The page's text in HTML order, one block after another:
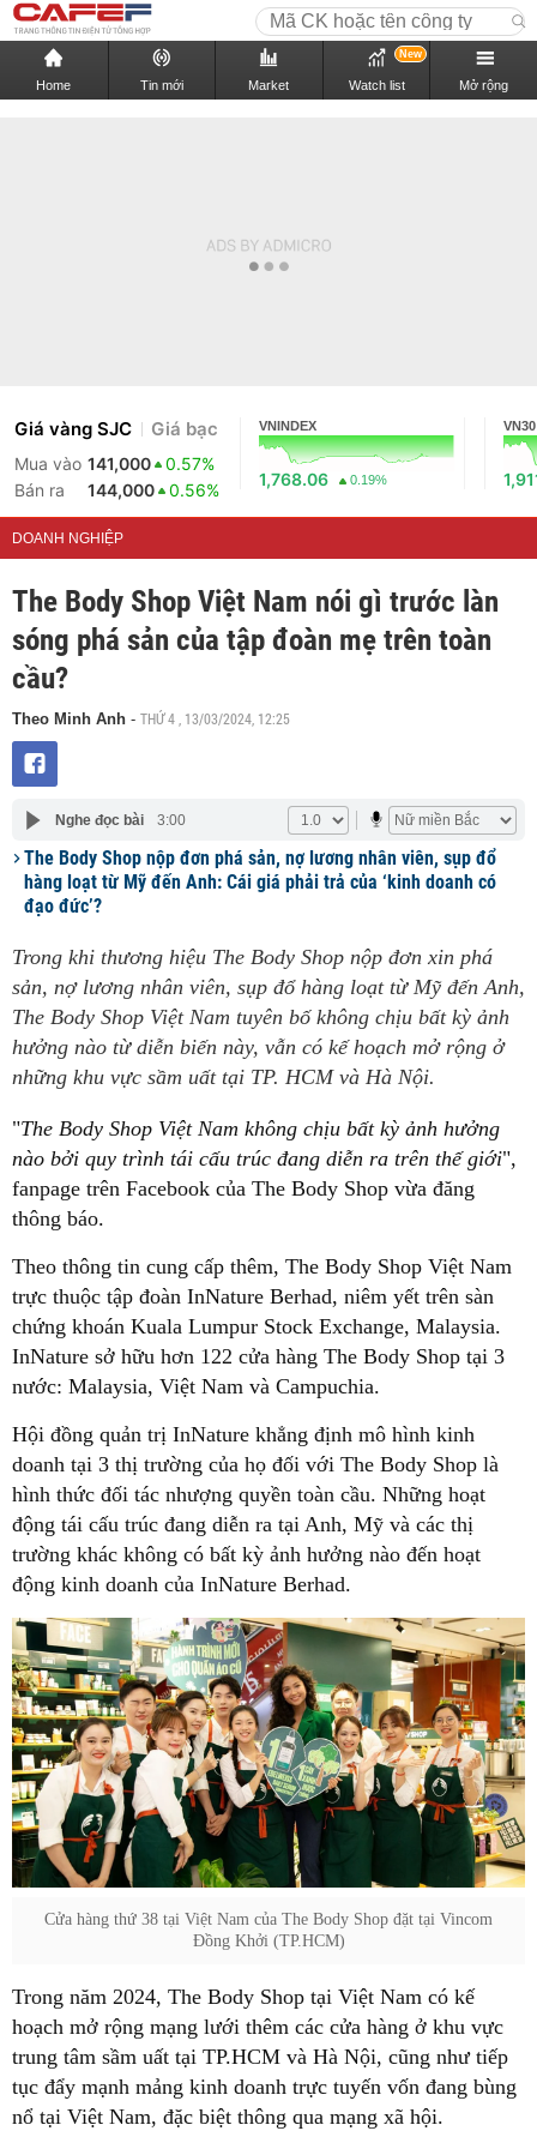
Home Tin mới Market Watch list
New
Mở rộng
Giá vàng SJC Giá bạc
Mua vào 141,000
0.57%
Bán ra
144,000 0.56%
VNINDEX
1,768.06 0.19%
VN30
DOANH NGHIỆP
The Body Shop Việt Nam nói gì trước làn
sóng phá sản của tập đoàn mẹ trên toàn
cầu?
Theo Minh Anh - THỨ 4 , 13/03/2024, 12:25
Nghe đọc bài 3:00
The Body Shop nộp đơn phá sản, nợ lương nhân viên, sụp đổ
hàng loạt từ Mỹ đến Anh: Cái giá phải trả của ‘kinh doanh có
đạo đức’?
Trong khi thương hiệu The Body Shop nộp đơn xin phá
sản, nợ lương nhân viên, sụp đổ hàng loạt từ Mỹ đến Anh,
The Body Shop Việt Nam tuyên bố không chịu bất kỳ ảnh
hưởng nào từ diễn biến này, vẫn có kế hoạch mở rộng ở
những khu vực sầm uất tại TP. HCM và Hà Nội.
"The Body Shop Việt Nam không chịu bất kỳ ảnh hưởng
nào bởi quy trình tái cấu trúc đang diễn ra trên thế giới",
fanpage trên Facebook của The Body Shop vừa đăng
thông báo.
Theo thông tin cung cấp thêm, The Body Shop Việt Nam
trực thuộc tập đoàn InNature Berhad, niêm yết trên sàn
chứng khoán Kuala Lumpur Stock Exchange, Malaysia.
InNature sở hữu hơn 122 cửa hàng The Body Shop tại 3
nước: Malaysia, Việt Nam và Campuchia.
Hội đồng quản trị InNature khẳng định mô hình kinh
doanh tại 3 thị trường của họ đối với The Body Shop là
hình thức đối tác nhượng quyền toàn cầu. Những hoạt
động tái cấu trúc đang diễn ra tại Anh, Mỹ và các thị
trường khác không có bất kỳ ảnh hưởng nào đến hoạt
động kinh doanh của InNature Berhad.
Cửa hàng thứ 38 tại Việt Nam của The Body Shop đặt tại Vincom
Đồng Khởi (TP.HCM)
Trong năm 2024, The Body Shop tại Việt Nam có kế
hoạch mở rộng mạng lưới thêm các cửa hàng ở khu vực
trung tâm sầm uất tại TP.HCM và Hà Nội, cũng như tiếp
tục đẩy mạnh mảng kinh doanh trực tuyến vốn đang bùng
nổ tại Việt Nam, đặc biệt thông qua mạng xã hội.